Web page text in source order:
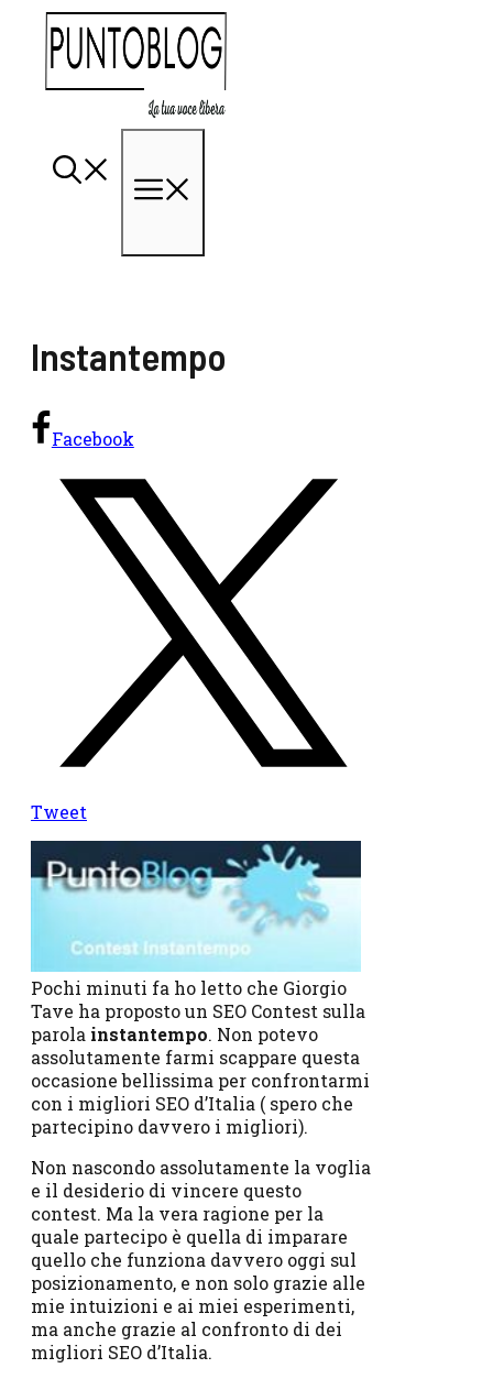
contenuto
Instantempo
Facebook
Tweet
Pochi minuti fa ho letto che Giorgio
Tave ha proposto un SEO Contest sulla
parola instantempo. Non potevo
assolutamente farmi scappare questa
occasione bellissima per confrontarmi
con i migliori SEO d’Italia ( spero che
partecipino davvero i migliori).
Non nascondo assolutamente la voglia
e il desiderio di vincere questo
contest. Ma la vera ragione per la
quale partecipo è quella di imparare
quello che funziona davvero oggi sul
posizionamento, e non solo grazie alle
mie intuizioni e ai miei esperimenti,
ma anche grazie al confronto di dei
migliori SEO d’Italia.